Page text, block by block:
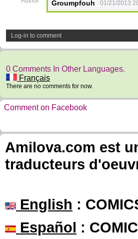
Groumpfouh 01/21/2013
Log-in to comment
0 Comments In Other Languages.
Français
There are no comments for now.
Comment on Facebook
Amilova.com est
traducteurs
English :
Español :